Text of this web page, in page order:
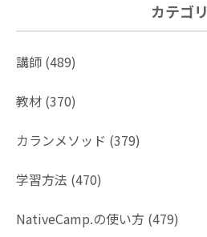
カテゴリ
講師 (489)
教材 (370)
カランメソッド (379)
学習方法 (470)
NativeCamp.の使い方 (479)